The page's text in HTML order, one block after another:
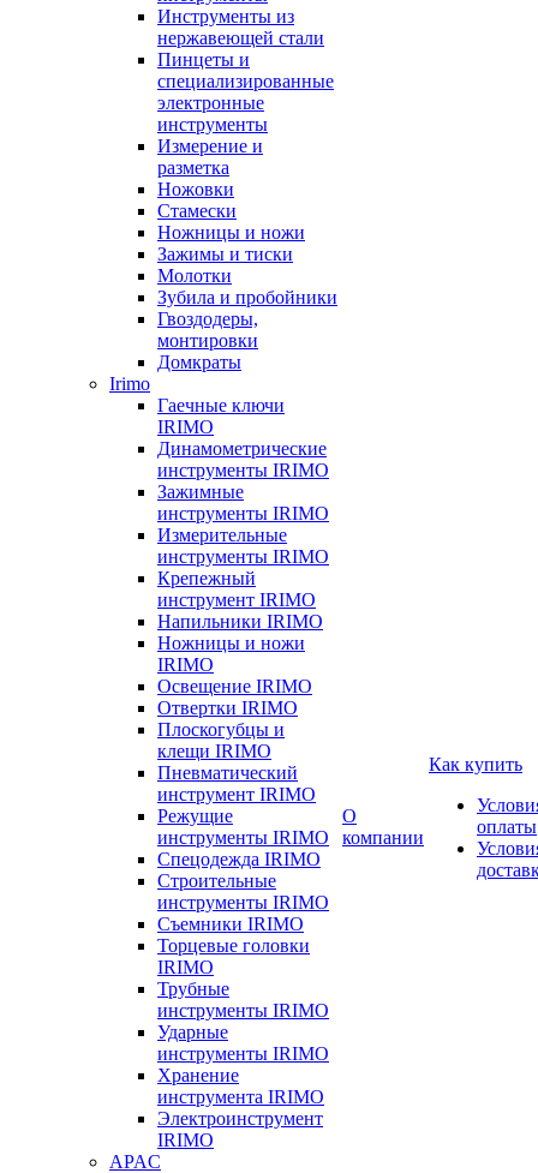
Инструменты из
нержавеющей стали
Пинцеты и
специализированные
электронные
инструменты
Измерение и
разметка
Ножовки
Стамески
Ножницы и ножи
Зажимы и тиски
Молотки
Зубила и пробойники
Гвоздодеры,
монтировки
Домкраты
Irimo
Гаечные ключи
IRIMO
Динамометрические
инструменты IRIMO
Зажимные
инструменты IRIMO
Измерительные
инструменты IRIMO
Крепежный
инструмент IRIMO
Напильники IRIMO
Ножницы и ножи
IRIMO
Освещение IRIMO
Отвертки IRIMO
Плоскогубцы и
клещи IRIMO
Пневматический
инструмент IRIMO
Режущие
инструменты IRIMO
Спецодежда IRIMO
Строительные
инструменты IRIMO
Съемники IRIMO
Торцевые головки
IRIMO
Трубные
инструменты IRIMO
Ударные
инструменты IRIMO
Хранение
инструмента IRIMO
Электроинструмент
IRIMO
APAC
О
компании
Как купить
оплаты